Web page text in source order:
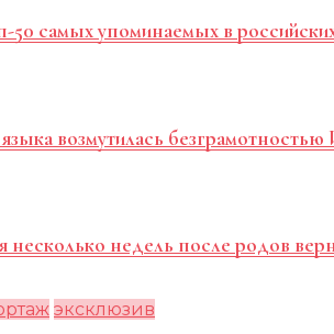
50 самых упоминаемых в
возмутилась
несколько недель после родов
эксклюзив